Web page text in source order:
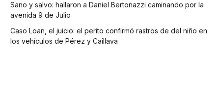
Sano y salvo: hallaron a Daniel Bertonazzi caminando por la
avenida 9 de Julio
Caso Loan, el juicio: el perito confirmó rastros de del niño en
los vehículos de Pérez y Caillava